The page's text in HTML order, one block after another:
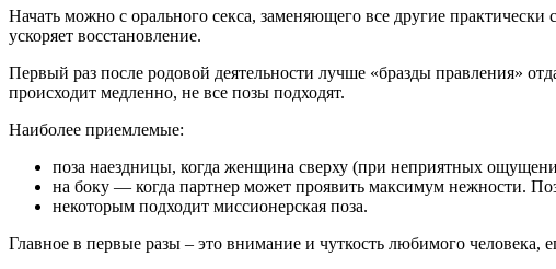
Начать можно с орального секса, заменяющего все другие практически
ускоряет восстановление.
Первый раз после родовой деятельности лучше «бразды правления»
происходит медленно, не все позы подходят.
Наиболее приемлемые:
поза наездницы, когда женщина сверху (при неприятных
на боку — когда партнер может проявить максимум нежности.
некоторым подходит миссионерская поза.
Главное в первые разы – это внимание и чуткость любимого человека,